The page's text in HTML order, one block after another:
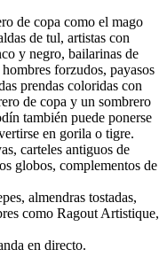
de copa como el mago
de tul, artistas con
y negro, bailarinas de
forzudos, payasos
prendas coloridas con
de copa y un sombrero
también puede ponerse
en gorila o tigre.
carteles antiguos de
globos, complementos de
almendras tostadas,
como Ragout Artistique,
en directo.